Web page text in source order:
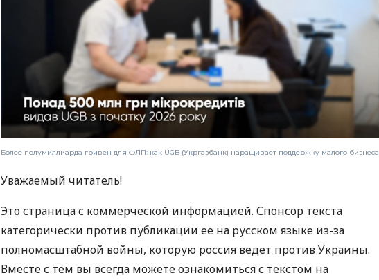
Более полумиллиарда гривен для ФЛП: как UGB (Укргазбанк) наращивает поддержку малого бизнеса
Уважаемый читатель!
Это страница с коммерческой информацией. Спонсор текста
категорически против публикации ее на русском языке из-за
полномасштабной войны, которую россия ведет против Украины.
Вместе с тем вы всегда можете ознакомиться с текстом на